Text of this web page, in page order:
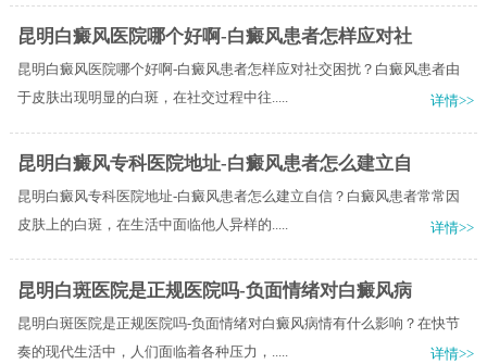
昆明白癜风医院哪个好啊-白癜风患者怎样应对社
昆明白癜风医院哪个好啊-白癜风患者怎样应对社交困扰？白癜风患者由
于皮肤出现明显的白斑，在社交过程中往.....
详情>>
昆明白癜风专科医院地址-白癜风患者怎么建立自
昆明白癜风专科医院地址-白癜风患者怎么建立自信？白癜风患者常常因
皮肤上的白斑，在生活中面临他人异样的.....
详情>>
昆明白斑医院是正规医院吗-负面情绪对白癜风病
昆明白斑医院是正规医院吗-负面情绪对白癜风病情有什么影响？在快节
奏的现代生活中，人们面临着各种压力，.....
详情>>